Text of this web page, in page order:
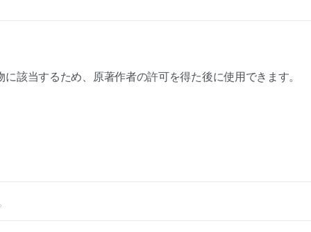
該当するため、原著作者の許可を得た後に使用できます。